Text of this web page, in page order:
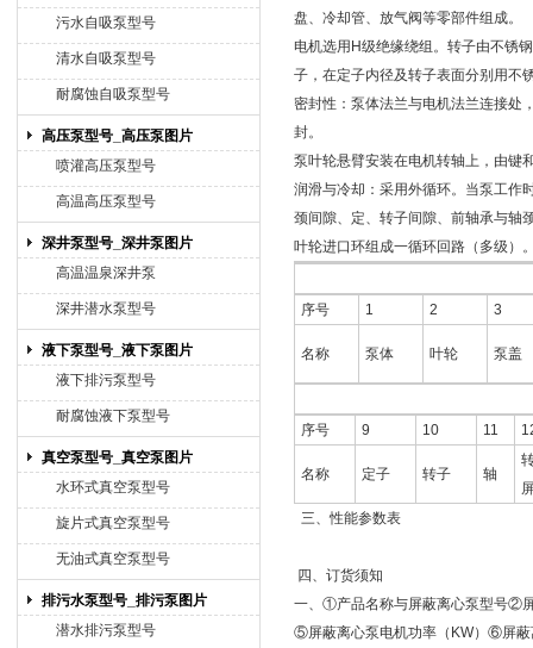
污水自吸泵型号
清水自吸泵型号
耐腐蚀自吸泵型号
高压泵型号_高压泵图片
喷灌高压泵型号
高温高压泵型号
深井泵型号_深井泵图片
高温温泉深井泵
深井潜水泵型号
液下泵型号_液下泵图片
液下排污泵型号
耐腐蚀液下泵型号
真空泵型号_真空泵图片
水环式真空泵型号
旋片式真空泵型号
无油式真空泵型号
排污水泵型号_排污泵图片
潜水排污泵型号
盘、冷却管、放气阀等零部件组成。
电机选用H级绝缘绕组。转子由不锈
子，在定子内径及转子表面分别用不
密封性：泵体法兰与电机法兰连接处
封。
泵叶轮悬臂安装在电机转轴上，由键
润滑与冷却：采用外循环。当泵工作
颈间隙、定、转子间隙、前轴承与轴
叶轮进口环组成一循环回路（多级）
序号 1 2 3
名称 泵体 叶轮 泵盖
序号 9 10 11
名称 定子 转子 轴
三、性能参数表
四、 订货须知
一、①产品名称与屏蔽离心泵型号②
⑤屏蔽离心泵电机功率（KW）⑥屏